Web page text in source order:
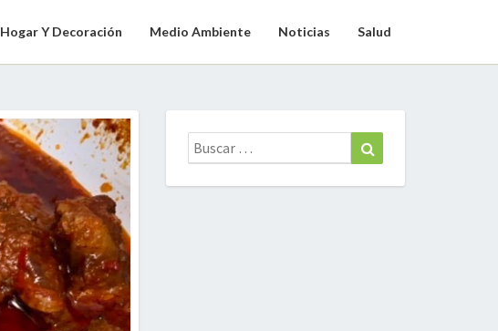
Hogar Y Decoración Medio Ambiente Noticias Salud
Buscar: